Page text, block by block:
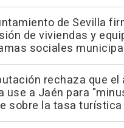
de Sevilla
de viviendas y
sociales
rechaza que el
use a Jaén para
sobre la tasa turística